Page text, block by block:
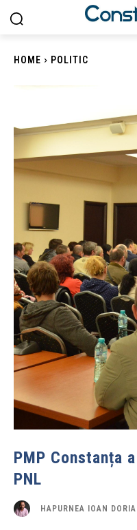
HOME POLITIC
PMP Constanța
PNL
HAPURNEA IOAN